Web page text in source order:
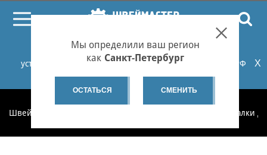
При проблемах с онлайн-оплатой заказов на сайте
установите российские сертификаты НУЦ Минцифры РФ
или используйте Яндекс.Браузер.Подробнее...
X
Мы определили ваш регион
как Санкт-Петербург
ОСТАТЬСЯ СМЕНИТЬ
Швеймастер Моталки